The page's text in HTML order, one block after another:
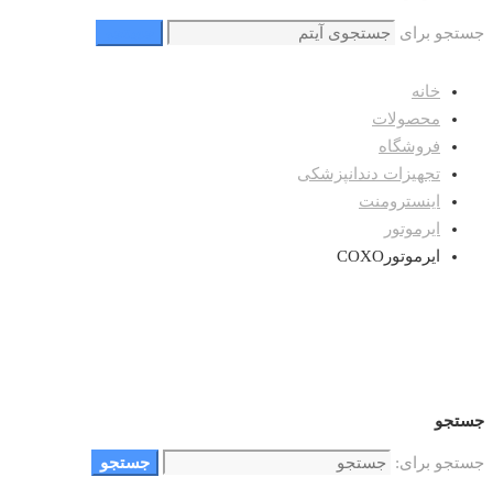
جستجو برای
خانه
محصولات
فروشگاه
تجهیزات دندانپزشکی
اینسترومنت
ایرموتور
ایرموتورCOXO
جستجو
جستجو برای: جستجو